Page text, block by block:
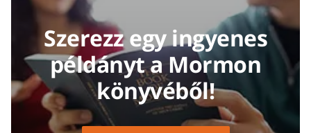
Szerezz egy ingyenes
példányt a Mormon
könyvéből!